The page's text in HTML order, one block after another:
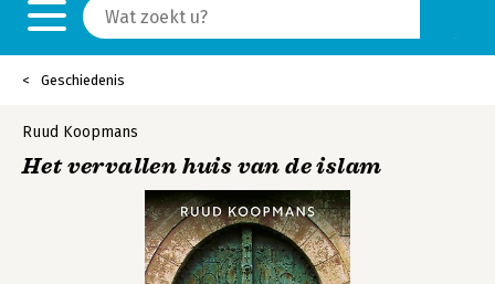
Geschiedenis
Ruud Koopmans
Het vervallen huis van de islam